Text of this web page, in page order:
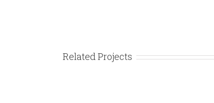
Related Projects